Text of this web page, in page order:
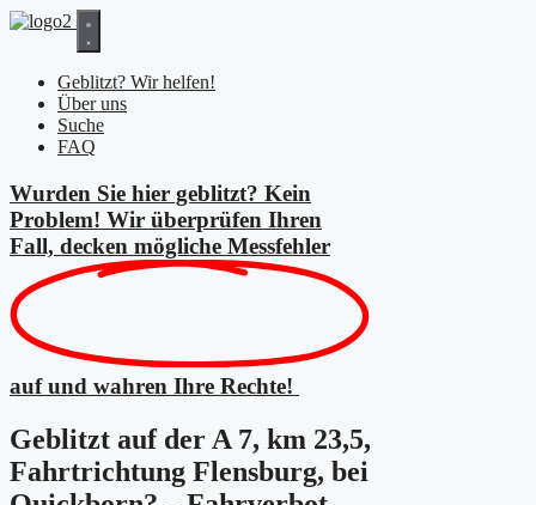
Zum
Geblitzt? Wir helfen!
Über uns
Suche
FAQ
Wurden Sie hier geblitzt? Kein
Problem! Wir überprüfen Ihren
Fall, decken mögliche Messfehler
auf und wahren Ihre Rechte!
Geblitzt auf der A 7, km 23,5,
Fahrtrichtung Flensburg, bei